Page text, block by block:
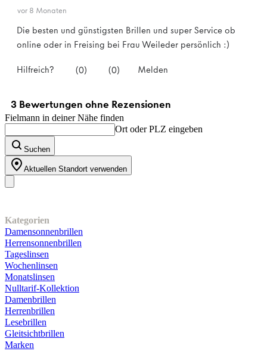
Fielmann in deiner Nähe finden
Ort oder PLZ eingeben
Suchen
Aktuellen Standort verwenden
Kategorien
Damensonnenbrillen
Herrensonnenbrillen
Tageslinsen
Wochenlinsen
Monatslinsen
Nulltarif-Kollektion
Damenbrillen
Herrenbrillen
Lesebrillen
Gleitsichtbrillen
Marken